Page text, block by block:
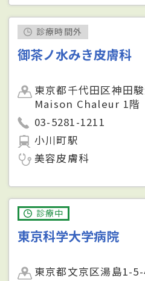
診療時間外
御茶ノ水みき皮膚科
東京都千代田区神田
Maison Chaleur 1階
03-5281-1211
小川町駅
美容皮膚科
診療中
東京科学大学病院
東京都文京区湯島1-